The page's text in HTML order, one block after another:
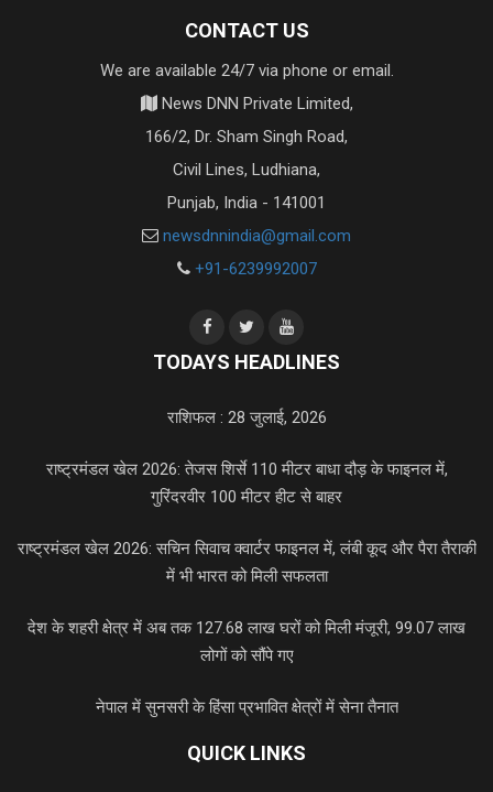
CONTACT US
We are available 24/7 via phone or email.
News DNN Private Limited,
166/2, Dr. Sham Singh Road,
Civil Lines, Ludhiana,
Punjab, India - 141001
newsdnnindia@gmail.com
+91-6239992007
TODAYS HEADLINES
राशिफल : 28 जुलाई, 2026
राष्ट्रमंडल खेल 2026: तेजस शिर्से 110 मीटर बाधा दौड़ के फाइनल में,
गुरिंदरवीर 100 मीटर हीट से बाहर
राष्ट्रमंडल खेल 2026: सचिन सिवाच क्वार्टर फाइनल में, लंबी कूद और पैरा तैराकी
में भी भारत को मिली सफलता
देश के शहरी क्षेत्र में अब तक 127.68 लाख घरों को मिली मंजूरी, 99.07 लाख
लोगों को सौंपे गए
नेपाल में सुनसरी के हिंसा प्रभावित क्षेत्रों में सेना तैनात
QUICK LINKS